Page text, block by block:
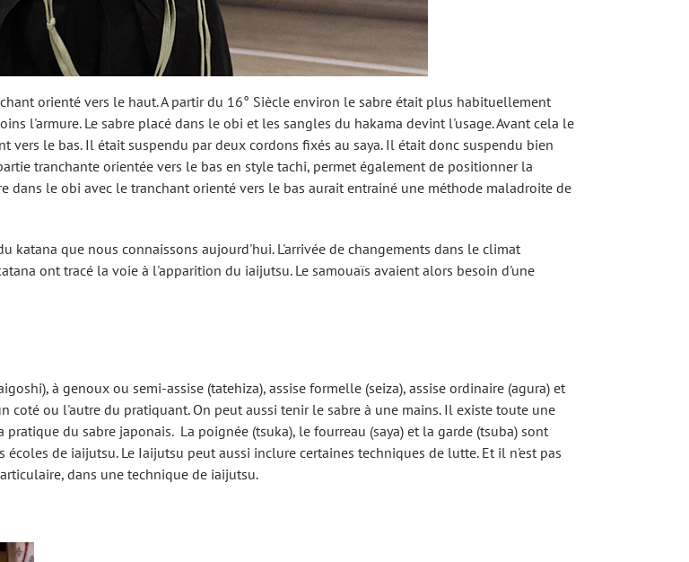
orienté vers le haut. A partir du 16° Siècle environ le sabre était plus habituellement
l'armure. Le sabre placé dans le obi et les sangles du hakama devint l'usage. Avant cela le
vers le bas. Il était suspendu par deux cordons fixés au saya. Il était donc suspendu bien
tranchante orientée vers le bas en style tachi, permet également de positionner la
dans le obi avec le tranchant orienté vers le bas aurait entrainé une méthode maladroite de
katana que nous connaissons aujourd'hui. L'arrivée de changements dans le climat
ont tracé la voie à l'apparition du iaijutsu. Le samouaïs avaient alors besoin d'une
à genoux ou semi-assise (tatehiza), assise formelle (seiza), assise ordinaire (agura) et
coté ou l'autre du pratiquant. On peut aussi tenir le sabre à une mains. Il existe toute une
du sabre japonais. La poignée (tsuka), le fourreau (saya) et la garde (tsuba) sont
de iaijutsu. Le Iaijutsu peut aussi inclure certaines techniques de lutte. Et il n'est pas
dans une technique de iaijutsu.